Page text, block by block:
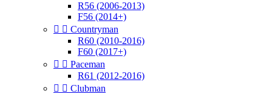
R56 (2006-2013)
F56 (2014+)
  Countryman
R60 (2010-2016)
F60 (2017+)
  Paceman
R61 (2012-2016)
  Clubman